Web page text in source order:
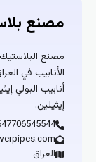
مصنع
مصنع
الأنابيب في
أنابيب البولي
إيثيلين.
العراق